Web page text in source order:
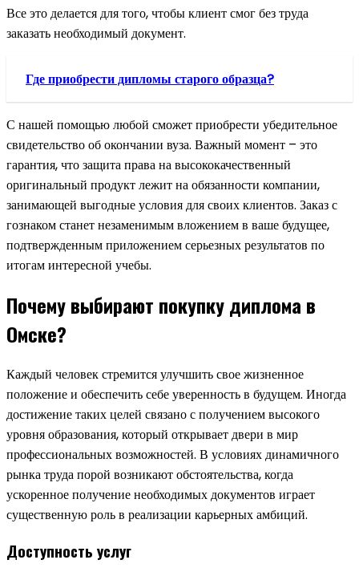
Все это делается для того, чтобы клиент смог без труда
заказать необходимый документ.
Где приобрести дипломы старого образца?
С нашей помощью любой сможет приобрести убедительное
свидетельство об окончании вуза. Важный момент – это
гарантия, что защита права на высококачественный
оригинальный продукт лежит на обязанности компании,
занимающей выгодные условия для своих клиентов. Заказ с
гознаком станет незаменимым вложением в ваше будущее,
подтвержденным приложением серьезных результатов по
итогам интересной учебы.
Почему выбирают покупку диплома в
Омске?
Каждый человек стремится улучшить свое жизненное
положение и обеспечить себе уверенность в будущем. Иногда
достижение таких целей связано с получением высокого
уровня образования, который открывает двери в мир
профессиональных возможностей. В условиях динамичного
рынка труда порой возникают обстоятельства, когда
ускоренное получение необходимых документов играет
существенную роль в реализации карьерных амбиций.
Доступность услуг